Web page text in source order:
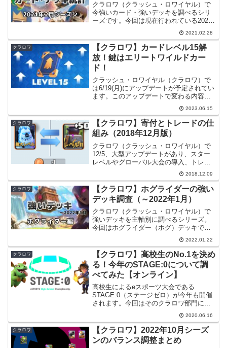
クラロワ（クラッシュ・ロワイヤル）で
今強いカード・強いデッキを調べるシリ
ーズです。今回は現在行われている2021
年2月シーズンの終盤に調べた情報です。
調査方法クラロワAPIを使用し、
2/27（土）22時ごろの時点でグローバル
ランキングTop...
2021.02.28
クラロワ
【クラロワ】カードレベル15解
放！鍵はエリートワイルドカー
ド！
クラッシュ・ロワイヤル（クラロワ）で
は6/19(月)にアップデートが予定されてい
ます。このアップデートで変わる内容の
一つにカードレベル15の解放がありま
す。本記事ではこれについて詳しく見て
いこうと思います。【2023-06-18更新】
シーズ...
2023.06.15
クラロワ
【クラロワ】寄付とトレードの仕
組み（2018年12月版）
クラロワ（クラッシュ・ロワイヤル）で
12/5、大型アップデートがあり、スター
レベルやグローバル大会の導入、トレー
ド機能の変更などが実施されました。こ
の記事では、現時点（12/9）で寄付とト
レードの仕組みがどうなっているか一度
整理してみたいと...
2018.12.09
クラロワ
【クラロワ】ホグライダーの強い
デッキ調査（～2022年1月）
クラロワ（クラッシュ・ロワイヤル）で
強いデッキを主軸別に調べるシリーズ。
今回はホグライダー（ホグ）デッキで
す。調査方法データはクラロワAPIを使用
しグローバルランキングTop1000のプレ
イヤーが使うデッキを調べています。今
回は今現在強いデ...
2022.01.22
クラロワ
【クラロワ】高校生のNo.1を決め
る！今年のSTAGE:0について調
べてみた【オンライン】
高校生によるeスポーツ大会である
STAGE:0（ステージゼロ）が今年も開催
されます。今回はそのクラロワ部門につ
いて、スケジュールや競技方法、ルール
などの概要を調べてみました。【注意】
本記事の内容は個人的に調べたものです
ので間違い等がある場合...
2020.06.16
クラロワ
【クラロワ】2022年10月シーズ
ンのバランス調整まとめ